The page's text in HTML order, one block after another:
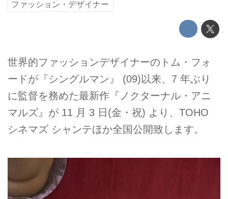
ファッション・デザイナー
世界的ファッションデザイナーのトム・フォ
ードが『シングルマン』 (09)以来、7 年ぶり
に監督を務めた最新作『ノクターナル・アニ
マルズ』が 11 月 3 日(金・祝) より、TOHO
シネマズ シャンテほか全国公開致します。